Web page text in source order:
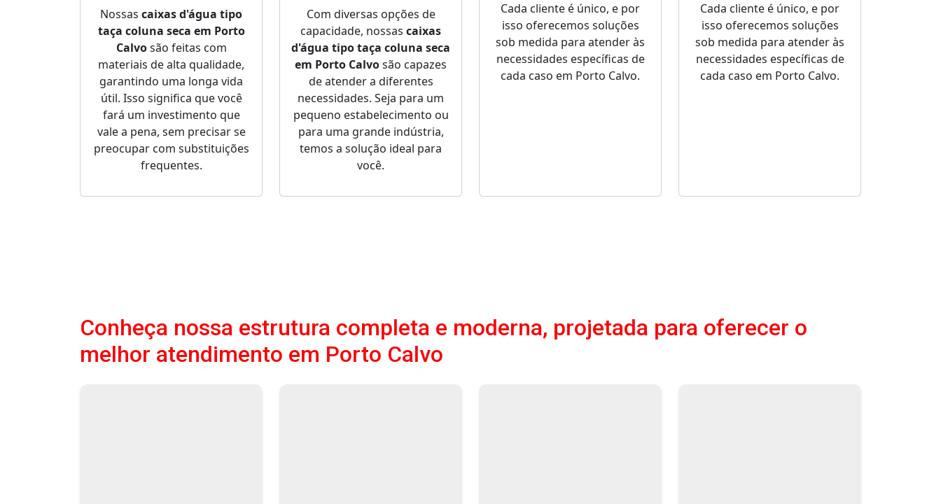
Nossas caixas d'água tipo
taça coluna seca em Porto
Calvosão feitas com
materiais de alta qualidade,
garantindo uma longa vida
útil. Isso significa que você
fará um investimento que
vale a pena, sem precisar se
preocupar com substituições
frequentes.
Com diversas opções de
capacidade, nossas caixas
d'água tipo taça coluna seca
em Porto Calvosão capazes
de atender a diferentes
necessidades. Seja para um
pequeno estabelecimento ou
para uma grande indústria,
temos a solução ideal para
você.
Cada cliente é único, e por
isso oferecemos soluções
sob medida para atender às
necessidades específicas de
cada caso em Porto Calvo.
Cada cliente é único, e por
isso oferecemos soluções
sob medida para atender às
necessidades específicas de
cada caso em Porto Calvo.
Conheça nossa estrutura completa e moderna, projetada para oferecer o
melhor atendimento em Porto Calvo